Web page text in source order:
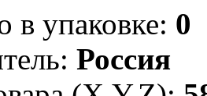
в упаковке: 0
Россия